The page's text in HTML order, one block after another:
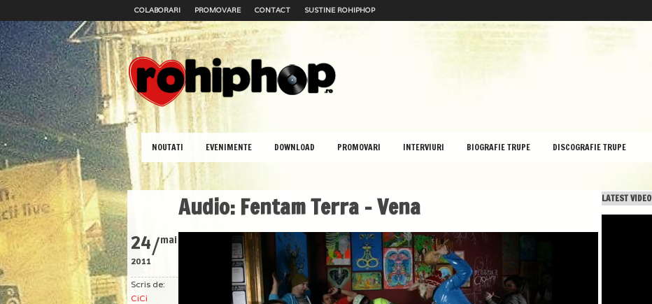
COLABORARI PROMOVARE CONTACT SUSTINE ROHIPHOP
NOUTATI EVENIMENTE DOWNLOAD PROMOVARI INTERVIURI BIOGRAFIE TRUPE DISCOGRAFIE TRUPE
Audio: Fentam Terra – Vena
24/mai
2011
Scris de:
CiCi
LATEST VIDEO